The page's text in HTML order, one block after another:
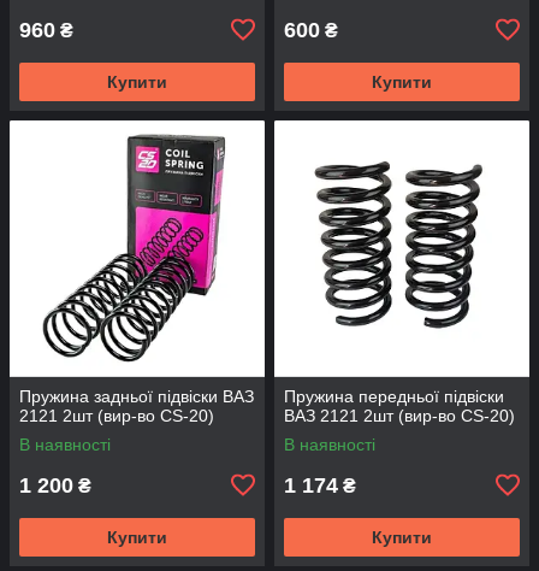
960 ₴
Купити
600 ₴
Купити
Пружина задньої підвіски ВАЗ
2121 2шт (вир-во CS-20)
В наявності
1 200 ₴
Купити
Пружина передньої підвіски
ВАЗ 2121 2шт (вир-во CS-20)
В наявності
1 174 ₴
Купити